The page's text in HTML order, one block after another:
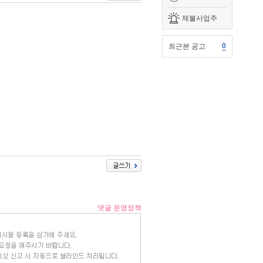
체불사업주
최근본 공고 0